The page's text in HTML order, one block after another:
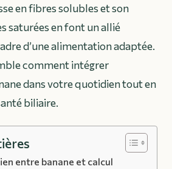
en fibres solubles et son
saturées en font un allié
d’une alimentation adaptée.
comment intégrer
dans votre quotidien tout en
biliaire.
entre banane et calcul